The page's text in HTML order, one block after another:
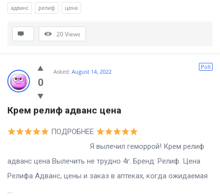
адванс релиф цена
20Views
0
Poll
Asked: August 14, 2022
Крем релиф адванс цена
ПОДРОБНЕЕ
Я вылечил геморрой! Крем релиф
адванс цена Вылечить не трудно 4г. Бренд: Релиф. Цена
Релифа Адванс, цены и заказ в аптеках, когда ожидаемая
...